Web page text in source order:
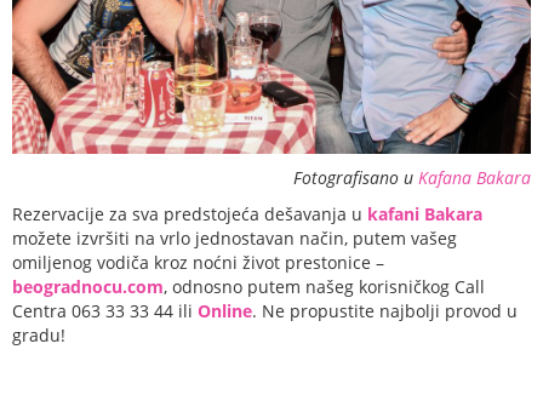
Fotografisano u Kafana Bakara
Rezervacije za sva predstojeća dešavanja u kafani Bakara
možete izvršiti na vrlo jednostavan način, putem vašeg
omiljenog vodiča kroz noćni život prestonice –
beogradnocu.com, odnosno putem našeg korisničkog Call
Centra 063 33 33 44 ili Online. Ne propustite najbolji provod u
gradu!